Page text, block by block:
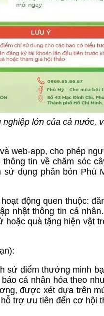
lớn của cả nước,
web-app, cho phép
tin về chăm sóc
dụng phân bón Phú
động quen thuộc:
nhật thông tin cá
quà tặng hiện vật
sử điểm thưởng minh
cá nhân hóa theo
được xét dựa trên
trợ ưu tiên đến cơ hội